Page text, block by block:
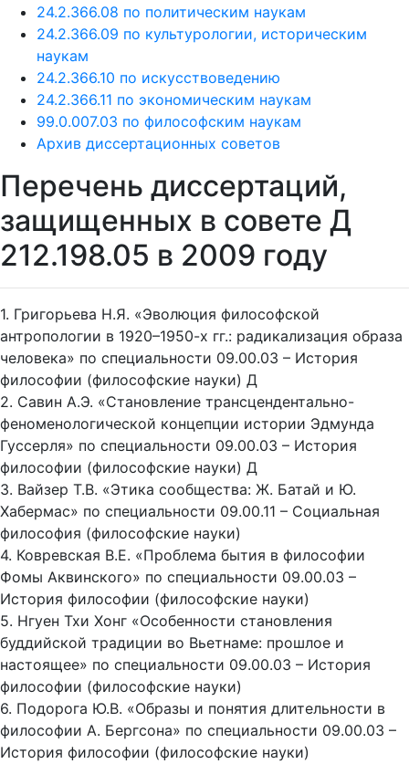
24.2.366.08 по политическим наукам
24.2.366.09 по культурологии, историческим
наукам
24.2.366.10 по искусствоведению
24.2.366.11 по экономическим наукам
99.0.007.03 по философским наукам
Архив диссертационных советов
Перечень диссертаций,
защищенных в совете Д
212.198.05 в 2009 году
1. Григорьева Н.Я. «Эволюция философской
антропологии в 1920–1950-х гг.: радикализация образа
человека» по специальности 09.00.03 – История
философии (философские науки) Д
2. Савин А.Э. «Становление трансцендентально-
феноменологической концепции истории Эдмунда
Гуссерля» по специальности 09.00.03 – История
философии (философские науки) Д
3. Вайзер Т.В. «Этика сообщества: Ж. Батай и Ю.
Хабермас» по специальности 09.00.11 – Социальная
философия (философские науки)
4. Ковревская В.Е. «Проблема бытия в философии
Фомы Аквинского» по специальности 09.00.03 –
История философии (философские науки)
5. Нгуен Тхи Хонг «Особенности становления
буддийской традиции во Вьетнаме: прошлое и
настоящее» по специальности 09.00.03 – История
философии (философские науки)
6. Подорога Ю.В. «Образы и понятия длительности в
философии А. Бергсона» по специальности 09.00.03 –
История философии (философские науки)